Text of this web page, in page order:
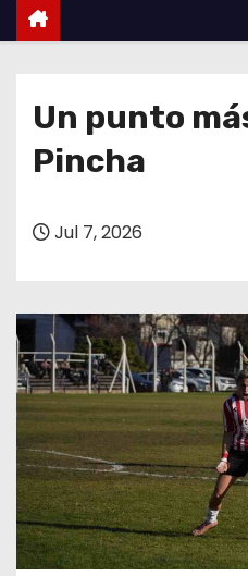
e
Un punto
Pincha
Jul 7, 2026